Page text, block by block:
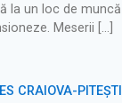
la un loc de muncă
Meserii […]
CRAIOVA-PITEȘTI